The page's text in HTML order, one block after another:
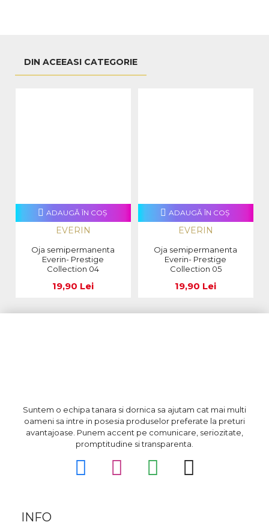
DIN ACEEASI CATEGORIE
EVERIN
Oja semipermanenta
Everin- Prestige
Collection 04
19,90 Lei
ADAUGĂ ÎN COŞ
EVERIN
Oja semipermanenta
Everin- Prestige
Collection 05
19,90 Lei
ADAUGĂ ÎN COŞ
Suntem o echipa tanara si dornica sa ajutam cat mai multi
oameni sa intre in posesia produselor preferate la preturi
avantajoase. Punem accent pe comunicare, seriozitate,
promptitudine si transparenta.
INFO